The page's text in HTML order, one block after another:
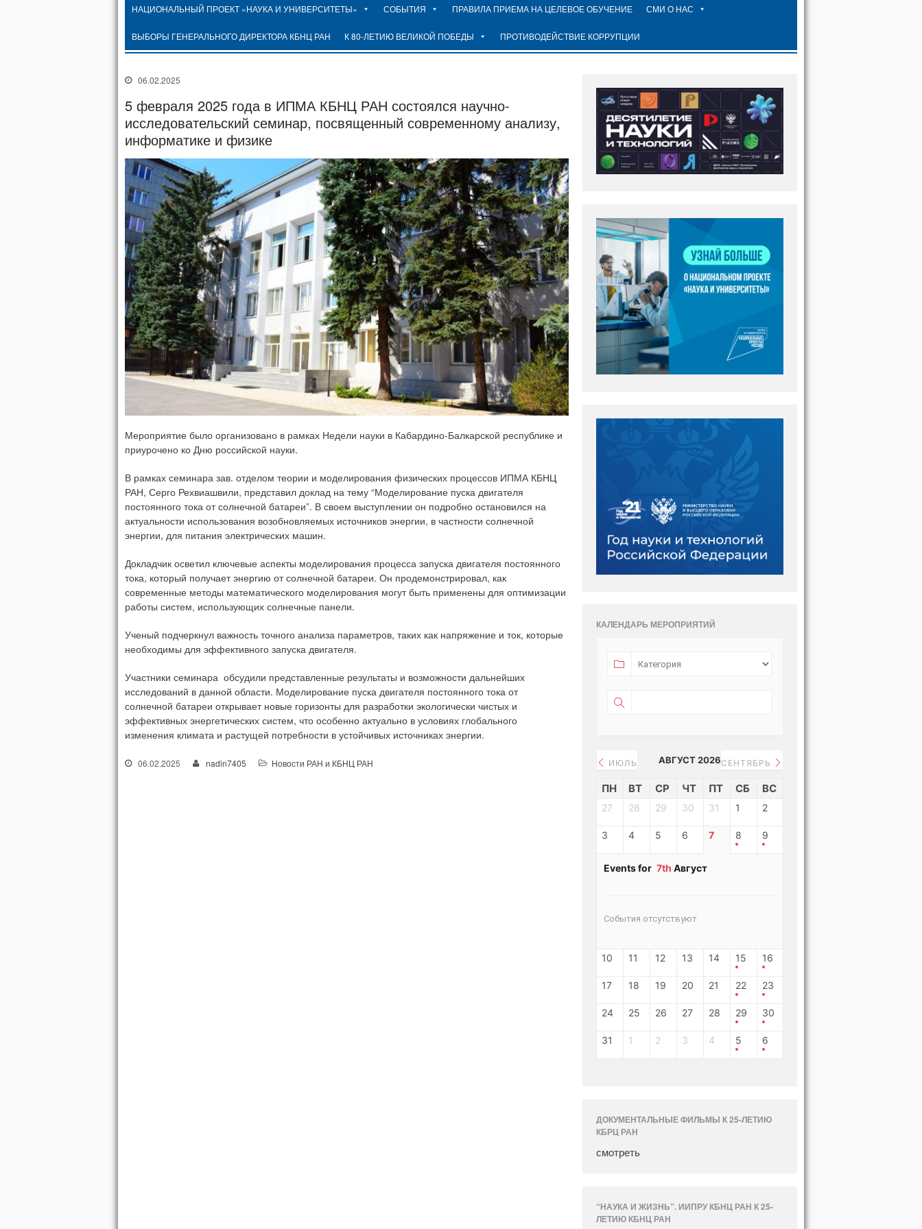
НАЦИОНАЛЬНЫЙ ПРОЕКТ «НАУКА И УНИВЕРСИТЕТЫ» СОБЫТИЯ ПРАВИЛА ПРИЕМА НА ЦЕЛЕВОЕ ОБУЧЕНИЕ СМИ О НАС
ВЫБОРЫ ГЕНЕРАЛЬНОГО ДИРЕКТОРА КБНЦ РАН К 80-ЛЕТИЮ ВЕЛИКОЙ ПОБЕДЫ ПРОТИВОДЕЙСТВИЕ КОРРУПЦИИ
06.02.2025
5 февраля 2025 года в ИПМА КБНЦ РАН состоялся научно-
исследовательский семинар, посвященный современному анализу,
информатике и физике
Мероприятие было организовано в рамках Недели науки в Кабардино-Балкарской республике и
приурочено ко Дню российской науки.
В рамках семинара зав. отделом теории и моделирования физических процессов ИПМА КБНЦ
РАН, Серго Рехвиашвили, представил доклад на тему “Моделирование пуска двигателя
постоянного тока от солнечной батареи”. В своем выступлении он подробно остановился на
актуальности использования возобновляемых источников энергии, в частности солнечной
энергии, для питания электрических машин.
Докладчик осветил ключевые аспекты моделирования процесса запуска двигателя постоянного
тока, который получает энергию от солнечной батареи. Он продемонстрировал, как
современные методы математического моделирования могут быть применены для оптимизации
работы систем, использующих солнечные панели.
Ученый подчеркнул важность точного анализа параметров, таких как напряжение и ток, которые
необходимы для эффективного запуска двигателя.
Участники семинара обсудили представленные результаты и возможности дальнейших
исследований в данной области. Моделирование пуска двигателя постоянного тока от
солнечной батареи открывает новые горизонты для разработки экологически чистых и
эффективных энергетических систем, что особенно актуально в условиях глобального
изменения климата и растущей потребности в устойчивых источниках энергии.
06.02.2025 nadin7405 Новости РАН и КБНЦ РАН
КАЛЕНДАРЬ МЕРОПРИЯТИЙ
ИЮЛЬ АВГУСТ 2026СЕНТЯБРЬ
ПН ВТ СР ЧТ ПТ СБ ВС
27 28 29 30 31 1 2
3 4 5 6 7 8 9
Events for 7th Август
События отсутствуют
10 11 12 13 14 15 16
17 18 19 20 21 22 23
24 25 26 27 28 29 30
31 1 2 3 4 5 6
ДОКУМЕНТАЛЬНЫЕ ФИЛЬМЫ К 25-ЛЕТИЮ
КБРЦ РАН
смотреть
“НАУКА И ЖИЗНЬ”. ИИПРУ КБНЦ РАН К 25-
ЛЕТИЮ КБНЦ РАН